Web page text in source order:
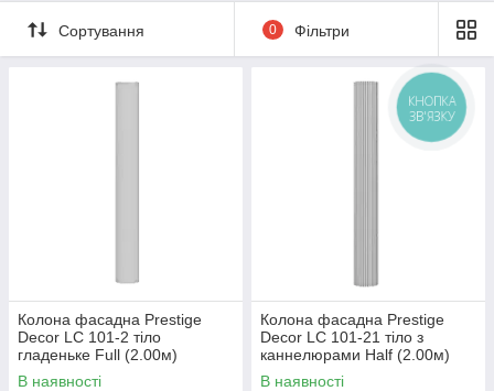
Однією з переваг використання декоративного пінопласту
для фасадних колон є те, що вони значно легші за традиційні
матеріали, що робить їх легшими і менш коштовними для
транспортування та установки. Вони також легкі в роботі,
оскільки їх можна різати та формувати за допомогою простих
Сортування 0 Фільтри
Колона фасадна Prestige
Decor LC 101-2 тіло
гладеньке Full (2.00м)
В наявності
Колона фасадна Prestige
Decor LC 101-21 тіло з
каннелюрами Half (2.00м)
В наявності
КНОПКА
ЗВ'ЯЗКУ